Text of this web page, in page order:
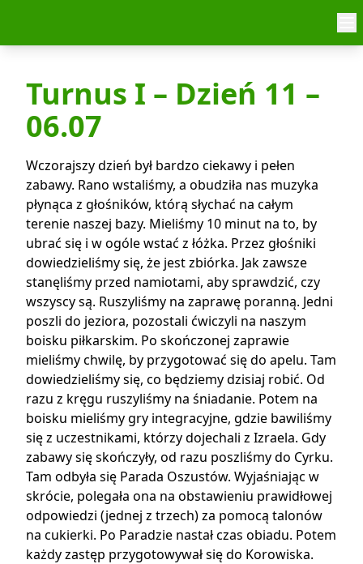
Turnus I – Dzień 11 –
06.07
Wczorajszy dzień był bardzo ciekawy i pełen
zabawy. Rano wstaliśmy, a obudziła nas muzyka
płynąca z głośników, którą słychać na całym
terenie naszej bazy. Mieliśmy 10 minut na to, by
ubrać się i w ogóle wstać z łóżka. Przez głośniki
dowiedzieliśmy się, że jest zbiórka. Jak zawsze
stanęliśmy przed namiotami, aby sprawdzić, czy
wszyscy są. Ruszyliśmy na zaprawę poranną. Jedni
poszli do jeziora, pozostali ćwiczyli na naszym
boisku piłkarskim. Po skończonej zaprawie
mieliśmy chwilę, by przygotować się do apelu. Tam
dowiedzieliśmy się, co będziemy dzisiaj robić. Od
razu z kręgu ruszyliśmy na śniadanie. Potem na
boisku mieliśmy gry integracyjne, gdzie bawiliśmy
się z uczestnikami, którzy dojechali z Izraela. Gdy
zabawy się skończyły, od razu poszliśmy do Cyrku.
Tam odbyła się Parada Oszustów. Wyjaśniając w
skrócie, polegała ona na obstawieniu prawidłowej
odpowiedzi (jednej z trzech) za pomocą talonów
na cukierki. Po Paradzie nastał czas obiadu. Potem
każdy zastęp przygotowywał się do Korowiska.